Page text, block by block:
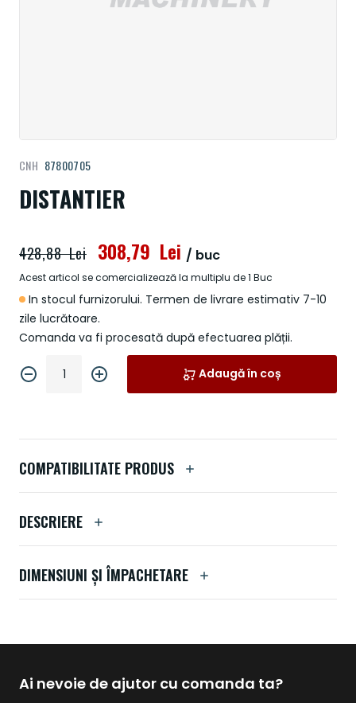
DISTANTIER
CNH 87800705
In stocul furnizorului. Termen de livrare estimativ 7-10
zile lucrătoare.
Comanda va fi procesată după efectuarea plății.
308,79 Lei
428,88 Lei / buc
Acest articol se comercializează la multiplu de 1 Buc
Adaugă în coș
la
începutul
galeriei
imagini
COMPATIBILITATE PRODUS
DESCRIERE
DIMENSIUNI ȘI ÎMPACHETARE
Ai nevoie de ajutor cu comanda ta?